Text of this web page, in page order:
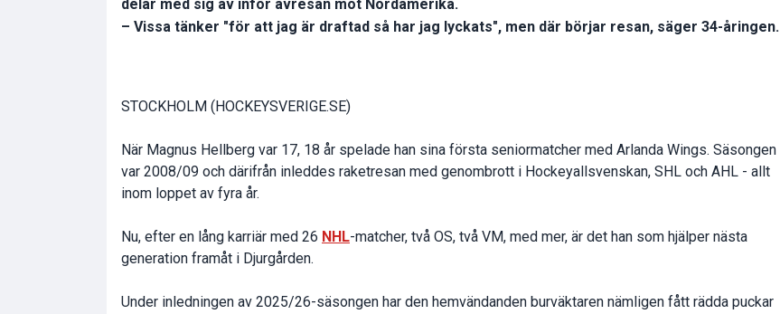
delar med sig av inför avresan mot Nordamerika.
– Vissa tänker "för att jag är draftad så har jag lyckats", men där börjar resan, säger 34-åringen.
STOCKHOLM (HOCKEYSVERIGE.SE)
När Magnus Hellberg var 17, 18 år spelade han sina första seniormatcher med Arlanda Wings. Säsongen
var 2008/09 och därifrån inleddes raketresan med genombrott i Hockeyallsvenskan, SHL och AHL - allt
inom loppet av fyra år.
Nu, efter en lång karriär med 26 NHL-matcher, två OS, två VM, med mer, är det han som hjälper nästa
generation framåt i Djurgården.
Under inledningen av 2025/26-säsongen har den hemvändanden burväktaren nämligen fått rädda puckar